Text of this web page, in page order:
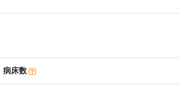
病床数